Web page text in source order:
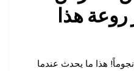
روعة هذا
هذا ما يحدث عندما